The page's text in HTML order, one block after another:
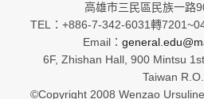
高雄市三民區民族一路
TEL：+886-7-342-6031轉
Email：
6F, Zhishan Hall, 900 Mintsu
Taiwan
©Copyright 2008 Wenzao